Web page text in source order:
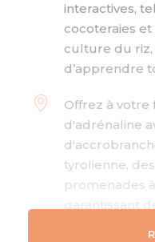
interactives,
cocoteraies
culture du
d’apprendre
Offrez à votre
d'adrénaline
tyrolienne,
promenades
garantissant